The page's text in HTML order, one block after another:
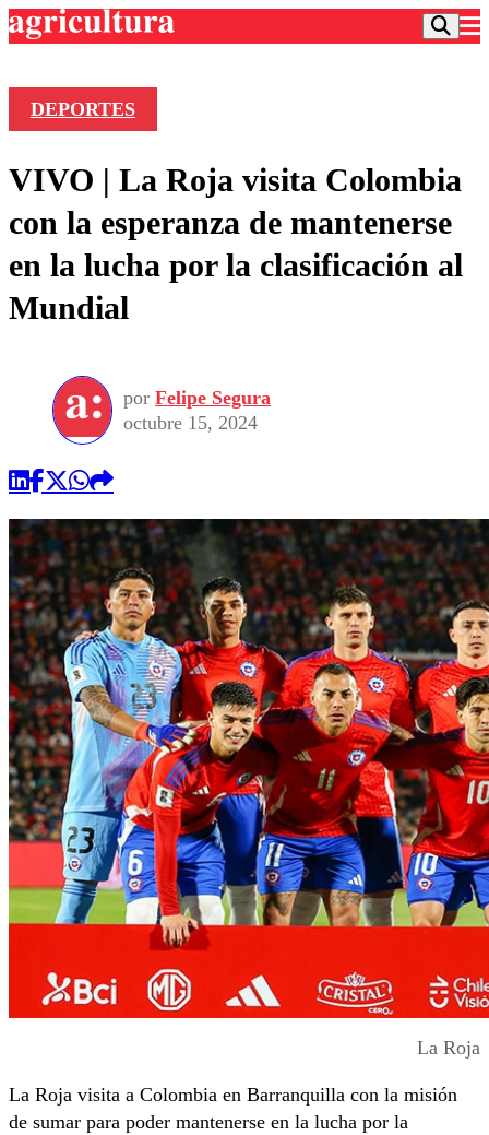
Frecuencias
Agricultura TV
Deportes
Colo Colo
Torneo Internacional
Torneo Nacional
Entretención
Noticias
Internacional
Nacional
Vida Social
Programas
Comercial
DEPORTES
VIVO | La Roja visita Colombia
con la esperanza de mantenerse
en la lucha por la clasificación al
Mundial
por Felipe Segura
octubre 15, 2024
La Roja
La Roja visita a Colombia en Barranquilla con la misión
de sumar para poder mantenerse en la lucha por la